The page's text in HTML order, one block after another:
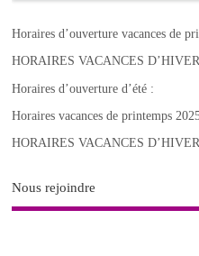
Horaires d’ouverture vacances de
HORAIRES VACANCES
Horaires d’ouverture d’été :
Horaires vacances de printemps
HORAIRES VACANCES
Nous rejoindre